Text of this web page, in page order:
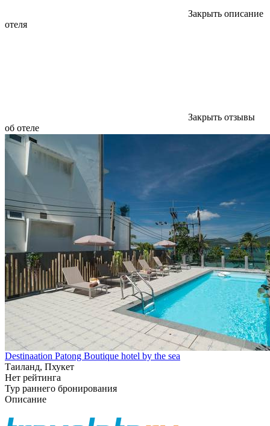
Закрыть описание
отеля
Закрыть отзывы
об отеле
Destinaation Patong Boutique hotel by the sea
Таиланд, Пхукет
Нет рейтинга
Тур раннего бронирования
Описание